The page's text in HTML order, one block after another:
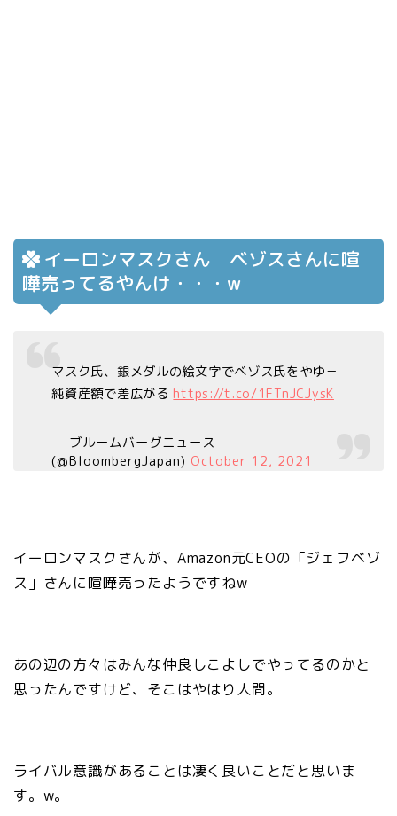
イーロンマスクさん ベゾスさんに喧
嘩売ってるやんけ・・・w
マスク氏、銀メダルの絵文字でベゾス氏をやゆ－
純資産額で差広がる https://t.co/1FTnJCJysK
— ブルームバーグニュース
(@BloombergJapan) October 12, 2021
イーロンマスクさんが、Amazon元CEOの「ジェフベゾ
ス」さんに喧嘩売ったようですねw
あの辺の方々はみんな仲良しこよしでやってるのかと
思ったんですけど、そこはやはり人間。
ライバル意識があることは凄く良いことだと思いま
す。w。